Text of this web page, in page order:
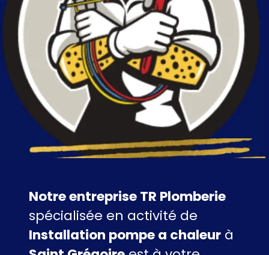
Notre entreprise TR Plomberie
spécialisée en activité de
Installation pompe a chaleur à